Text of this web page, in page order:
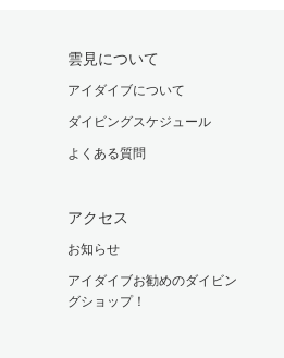
雲見について
アイダイブについて
ダイビングスケジュール
よくある質問
アクセス
お知らせ
アイダイブお勧めのダイビン
グショップ！